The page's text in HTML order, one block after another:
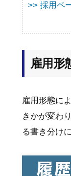
>> 採用ペ
雇用形
雇用形態に
きかが変わ
る書き分け